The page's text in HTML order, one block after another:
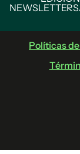
NEWSLETTERS
Políticas